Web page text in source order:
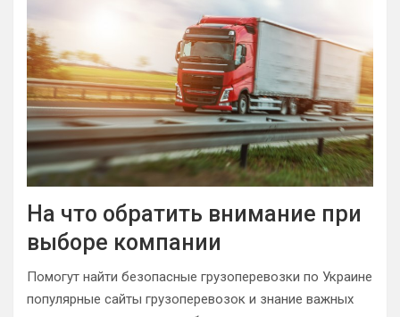
На что обратить внимание при
выборе компании
Помогут найти безопасные грузоперевозки по Украине
популярные сайты грузоперевозок и знание важных